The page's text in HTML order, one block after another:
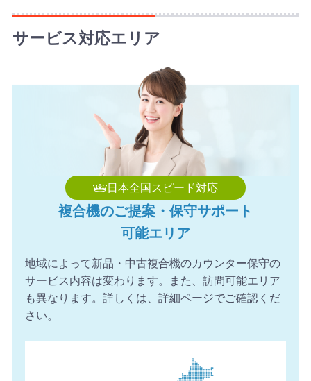
2026年8月7日 10:59
【大阪府】コピー機 RICOH 導入のお問い合わせを頂きま
した。ありがとうございます。
【静岡県】複合機 FUJIFILM 導入のお問い合わせを頂きま
した。ありがとうございます。
2026年8月7日 09:59
【長崎県】複合機 FUJIFILM 導入のお問い合わせを頂きま
した。ありがとうございます。
2026年8月7日 09:55
【愛知県】コピー機 Canon 導入のお問い合わせを頂きま
した。ありがとうございます。
した。ありがとうございます。
サービス対応エリア
日本全国スピード対応
複合機のご提案・保守サポート
可能エリア
地域によって新品・中古複合機のカウンター保守の
サービス内容は変わります。また、訪問可能エリア
も異なります。詳しくは、詳細ページでご確認くだ
さい。